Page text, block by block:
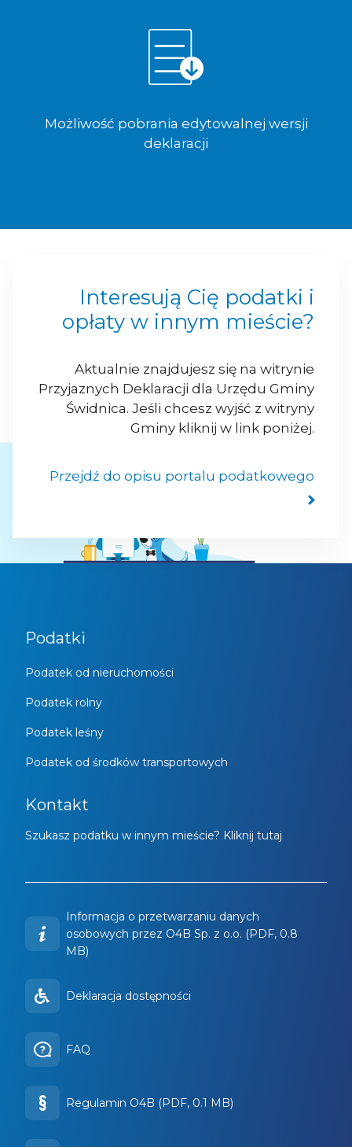
Możliwość pobrania edytowalnej wersji
deklaracji
Interesują Cię podatki i
opłaty w innym mieście?
Aktualnie znajdujesz się na witrynie
Przyjaznych Deklaracji dla Urzędu Gminy
Świdnica. Jeśli chcesz wyjść z witryny
Gminy kliknij w link poniżej.
Przejdź do opisu portalu podatkowego
Podatki
Podatek od nieruchomości
Podatek rolny
Podatek leśny
Podatek od środków transportowych
Kontakt
Szukasz podatku w innym mieście? Kliknij tutaj
Informacja o przetwarzaniu danych
osobowych przez O4B Sp. z o.o. (PDF, 0.8
MB)
Deklaracja dostępności
FAQ
Regulamin O4B (PDF, 0.1 MB)